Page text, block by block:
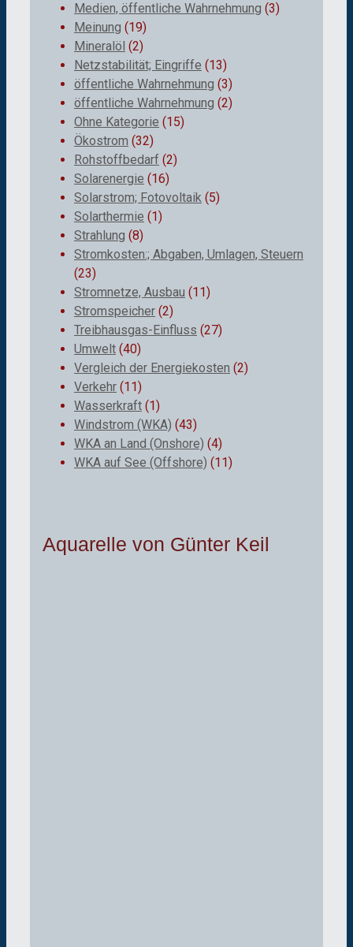
Medien, öffentliche Wahrnehmung (3)
Meinung (19)
Mineralöl (2)
Netzstabilität; Eingriffe (13)
öffentliche Wahrnehmung (3)
öffentliche Wahrnehmung (2)
Ohne Kategorie (15)
Ökostrom (32)
Rohstoffbedarf (2)
Solarenergie (16)
Solarstrom; Fotovoltaik (5)
Solarthermie (1)
Strahlung (8)
Stromkosten:; Abgaben, Umlagen, Steuern
(23)
Stromnetze, Ausbau (11)
Stromspeicher (2)
Treibhausgas-Einfluss (27)
Umwelt (40)
Vergleich der Energiekosten (2)
Verkehr (11)
Wasserkraft (1)
Windstrom (WKA) (43)
WKA an Land (Onshore) (4)
WKA auf See (Offshore) (11)
Aquarelle von Günter Keil